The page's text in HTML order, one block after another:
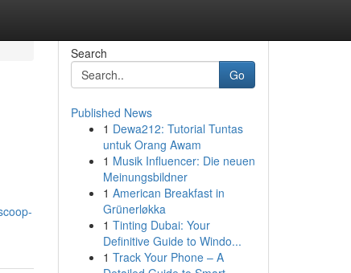
Search
Go
Published News
1 Dewa212: Tutorial Tuntas
untuk Orang Awam
1 Musik Influencer: Die neuen
Meinungsbildner
1 American Breakfast in
Grünerløkka
1 Tinting Dubai: Your
Definitive Guide to Windo...
1 Track Your Phone – A